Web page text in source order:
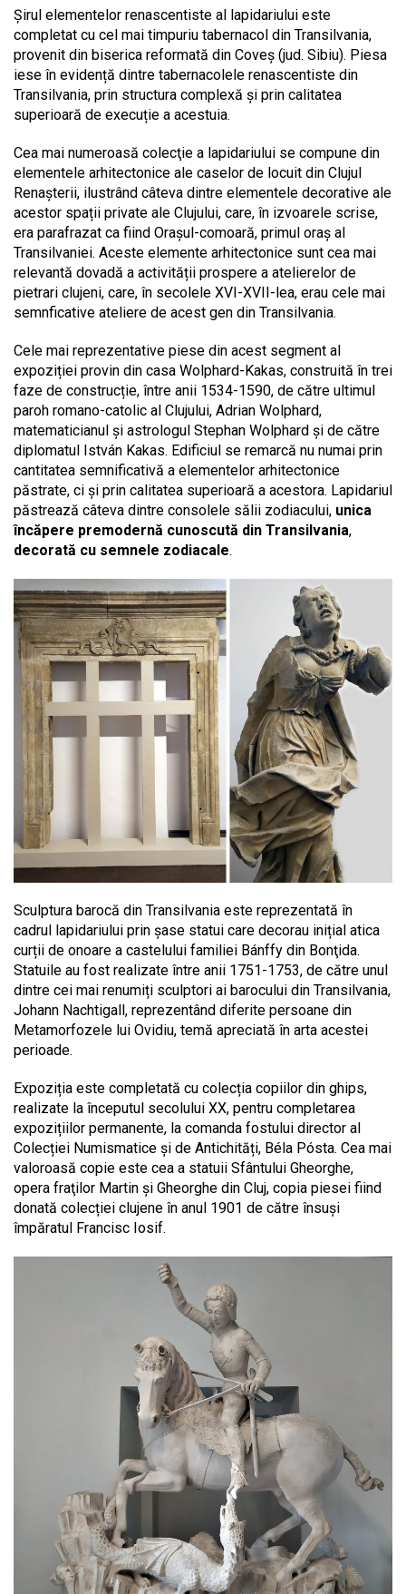
Șirul elementelor renascentiste al lapidariului este
completat cu cel mai timpuriu tabernacol din Transilvania,
provenit din biserica reformată din Coveș (jud. Sibiu). Piesa
iese în evidență dintre tabernacolele renascentiste din
Transilvania, prin structura complexă și prin calitatea
superioară de execuție a acestuia.
Cea mai numeroasă colecţie a lapidariului se compune din
elementele arhitectonice ale caselor de locuit din Clujul
Renașterii, ilustrând câteva dintre elementele decorative ale
acestor spații private ale Clujului, care, în izvoarele scrise,
era parafrazat ca fiind Orașul-comoară, primul oraș al
Transilvaniei. Aceste elemente arhitectonice sunt cea mai
relevantă dovadă a activității prospere a atelierelor de
pietrari clujeni, care, în secolele XVI-XVII-lea, erau cele mai
semnficative ateliere de acest gen din Transilvania.
Cele mai reprezentative piese din acest segment al
expoziției provin din casa Wolphard-Kakas, construită în trei
faze de construcție, între anii 1534-1590, de către ultimul
paroh romano-catolic al Clujului, Adrian Wolphard,
matematicianul și astrologul Stephan Wolphard și de către
diplomatul István Kakas. Edificiul se remarcă nu numai prin
cantitatea semnificativă a elementelor arhitectonice
păstrate, ci și prin calitatea superioară a acestora. Lapidariul
păstrează câteva dintre consolele sălii zodiacului, unica
încăpere premodernă cunoscută din Transilvania,
decorată cu semnele zodiacale.
Sculptura barocă din Transilvania este reprezentată în
cadrul lapidariului prin șase statui care decorau inițial atica
curții de onoare a castelului familiei Bánffy din Bonţida.
Statuile au fost realizate între anii 1751-1753, de către unul
dintre cei mai renumiți sculptori ai barocului din Transilvania,
Johann Nachtigall, reprezentând diferite persoane din
Metamorfozele lui Ovidiu, temă apreciată în arta acestei
perioade.
Expoziția este completată cu colecția copiilor din ghips,
realizate la începutul secolului XX, pentru completarea
expozițiilor permanente, la comanda fostului director al
Colecției Numismatice și de Antichități, Béla Pósta. Cea mai
valoroasă copie este cea a statuii Sfântului Gheorghe,
opera fraţilor Martin şi Gheorghe din Cluj, copia piesei fiind
donată colecției clujene în anul 1901 de către însuși
împăratul Francisc Iosif.